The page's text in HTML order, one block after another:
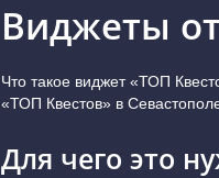
Виджеты
Что такое виджет «ТОП
«ТОП Квестов» в
Для чего это